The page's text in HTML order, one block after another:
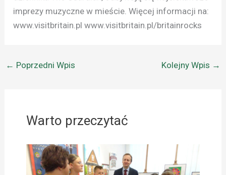
imprezy muzyczne w mieście. Więcej informacji na:
www.visitbritain.pl www.visitbritain.pl/britainrocks
← Poprzedni Wpis Kolejny Wpis →
Warto przeczytać